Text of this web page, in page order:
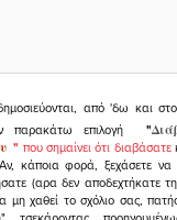
από 'δω και
παρακάτω επιλογή
"
" που σημαίνει ότι διαβάσατε
Αν, κάποια φορά, ξεχάσετε
(αρα δεν αποδεχτήκατε
μη χαθεί το σχόλιο σας,